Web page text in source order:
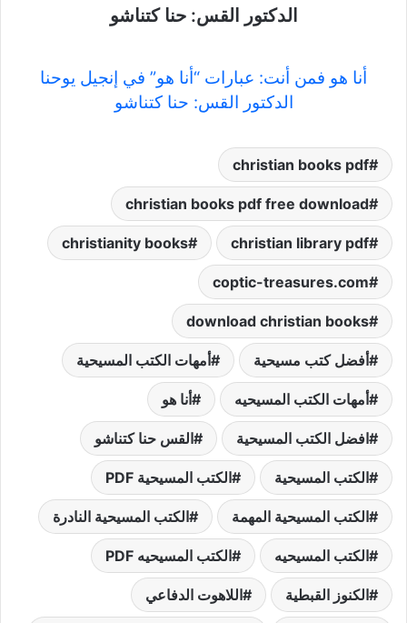
الدكتور القس: حنا كتناشو
أنا هو فمن أنت: عبارات “أنا هو” في إنجيل يوحنا
الدكتور القس: حنا كتناشو
christian books pdf
christian books pdf free download
christian library pdf
christianity books
coptic-treasures.com
download christian books
أفضل كتب مسيحية أمهات الكتب المسيحية
أمهات الكتب المسيحيه أنا هو
افضل الكتب المسيحية القس حنا كتناشو
الكتب المسيحية الكتب المسيحية PDF
الكتب المسيحية المهمة الكتب المسيحية النادرة
الكتب المسيحيه الكتب المسيحيه PDF
الكنوز القبطية اللاهوت الدفاعي